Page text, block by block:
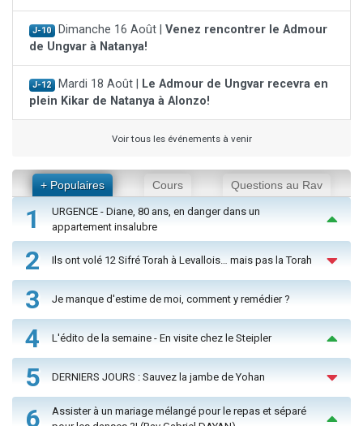
J-10 Dimanche 16 Août | Venez rencontrer le Admour
de Ungvar à Natanya!
J-12 Mardi 18 Août |
Le Admour de Ungvar recevra en
plein Kikar de Natanya à Alonzo!
Voir tous les événements à venir
+ Populaires Cours Questions au Rav
1
URGENCE - Diane, 80 ans, en danger dans un
appartement insalubre
2 Ils ont volé 12 Sifré Torah à Levallois… mais pas la Torah
3 Je manque d'estime de moi, comment y remédier ?
4 L'édito de la semaine - En visite chez le Steipler
5 DERNIERS JOURS : Sauvez la jambe de Yohan
6
Assister à un mariage mélangé pour le repas et séparé